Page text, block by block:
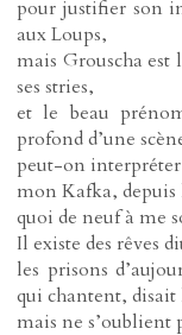
pour justifier son
aux Loups,
mais Grouscha
ses stries,
et le beau
profond d’une
peut-on interpréter
mon Kafka, depuis
quoi de neuf à me
Il existe des rêves
les prisons
qui chantent,
mais ne s’oublient